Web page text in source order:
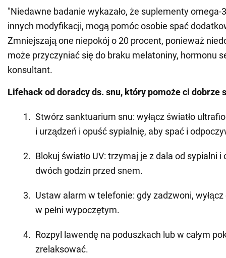
"Niedawne badanie wykazało, że suplementy omega-
innych modyfikacji, mogą pomóc osobie spać
Zmniejszają one niepokój o 20 procent, ponieważ
może przyczyniać się do braku melatoniny, hormonu
konsultant.
Lifehack od doradcy ds. snu, który pomoże ci dobrze
Stwórz sanktuarium snu: wyłącz światło
i urządzeń i opuść sypialnię, aby spać i
Blokuj światło UV: trzymaj je z dala od sypialni i
dwóch godzin przed snem.
Ustaw alarm w telefonie: gdy zadzwoni,
w pełni wypoczętym.
Rozpyl lawendę na poduszkach lub w całym
zrelaksować.